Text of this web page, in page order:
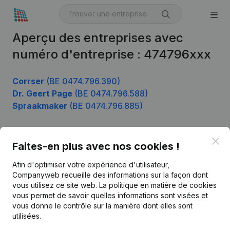
Aperçu des entreprises avec
numéro d'entreprise : 474796xxx
Corrser (BE 0474.796.390)
Dr. Geert Page (BE 0474.796.588)
Spraakmaker (BE 0474.796.885)
Faites-en plus avec nos cookies !
Afin d'optimiser votre expérience d'utilisateur,
Companyweb recueille des informations sur la façon dont
vous utilisez ce site web. La politique en matière de cookies
vous permet de savoir quelles informations sont visées et
vous donne le contrôle sur la manière dont elles sont
utilisées.
Français
Kantorenpark Everest
Produit
Informations d’entreprise
Monitoring
Recherche internationale